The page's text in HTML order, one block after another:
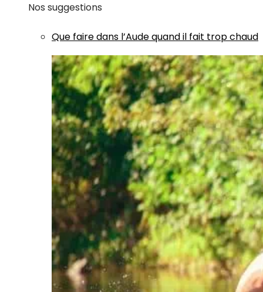
Nos suggestions
Que faire dans l’Aude quand il fait trop chaud